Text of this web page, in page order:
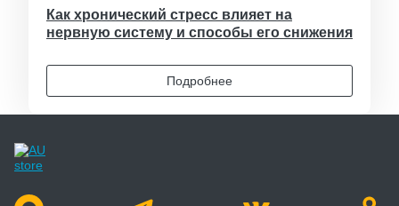
Как хронический стресс влияет на
нервную систему и способы его снижения
Подробнее